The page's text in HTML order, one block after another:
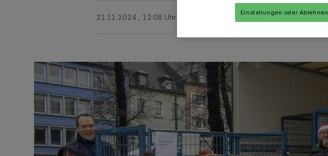
21.11.2024 , 12:08 Uhr 2 Minuten Lesezeit
Einstellungen oder Ablehnen